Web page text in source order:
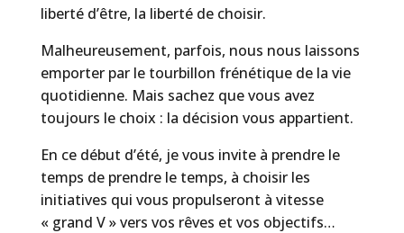
liberté d’être, la liberté de choisir.
Malheureusement, parfois, nous nous laissons
emporter par le tourbillon frénétique de la vie
quotidienne. Mais sachez que vous avez
toujours le choix : la décision vous appartient.
En ce début d’été, je vous invite à prendre le
temps de prendre le temps, à choisir les
initiatives qui vous propulseront à vitesse
« grand V » vers vos rêves et vos objectifs…